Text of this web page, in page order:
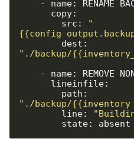
        src:
"
"./backup/
"./backup/
        line:
        state: absent